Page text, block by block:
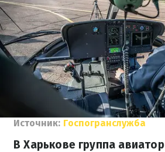
Источник: Госпогранслужба
В Харькове группа